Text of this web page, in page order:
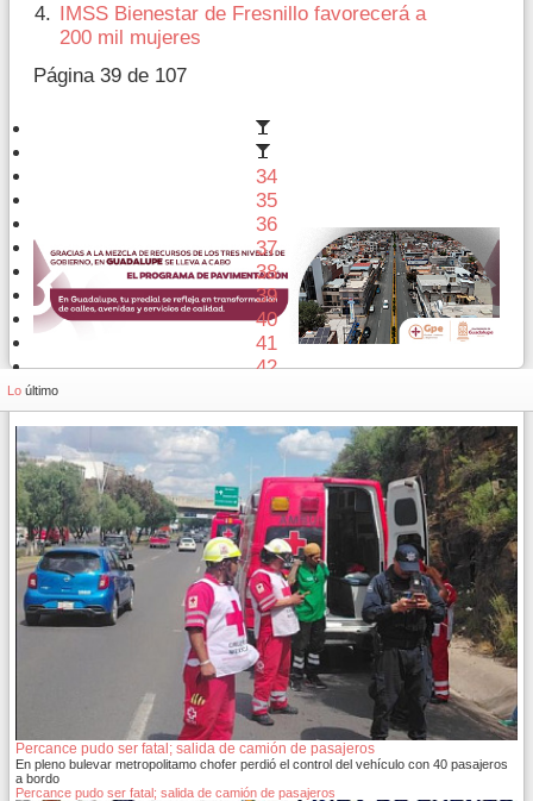
IMSS Bienestar de Fresnillo favorecerá a
200 mil mujeres
Página 39 de 107
34
35
36
37
38
39
40
41
42
Lo último
Percance pudo ser fatal; salida de camión de pasajeros
En pleno bulevar metropolitamo chofer perdió el control del vehículo con 40 pasajeros
a bordo
Percance pudo ser fatal; salida de camión de pasajeros